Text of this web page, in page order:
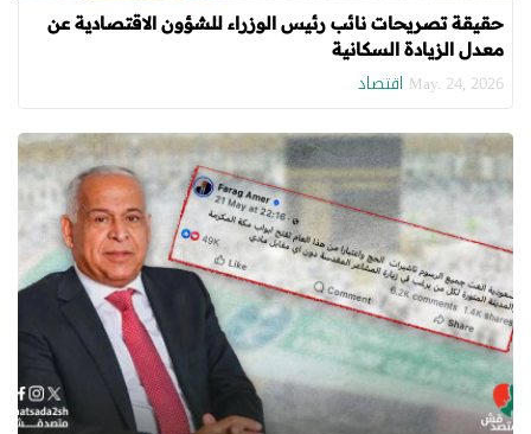
حقيقة تصريحات نائب رئيس الوزراء للشؤون الاقتصادية عن
معدل الزيادة السكانية
May. 24, 2026 اقتصاد